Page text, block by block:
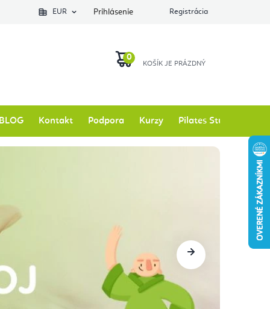
EUR Prihlásenie Registrácia
KOŠÍK
Kontakt Podpora Kurzy Pilates Studio
Nasledujúce